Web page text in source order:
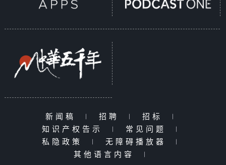
新闻稿 | 招聘 | 招标
|
知识产权告示
| 常见问题
|
私隐政策
| 无障碍播放器
|
其他语言内容
|